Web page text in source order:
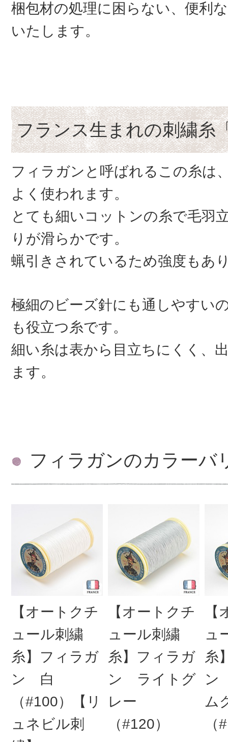
梱包材の処理に困らない、便利
いたします。
フランス生まれの刺繍糸
フィラガンと呼ばれるこの糸は
よく使われます。
とても細いコットンの糸で毛羽
りが滑らかです。
蝋引きされているため強度もあ
極細のビーズ針にも通しやすい
も役立つ糸です。
細い糸は表から目立ちにくく、
ます。
フィラガンのカラーバ
【オートクチ
ュール刺繍
糸】フィラガ
ン 白
（#100）【リ
ュネビル刺
【オートクチ
ュール刺繍
糸】フィラガ
ン ライトグ
レー
（#120）
ュ
糸
ン
ム
（